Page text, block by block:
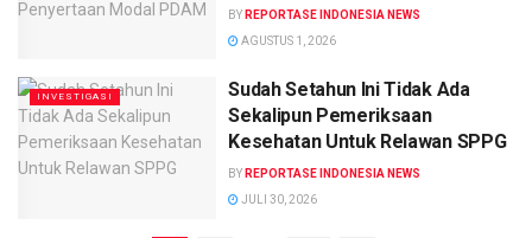
BY REPORTASE INDONESIA NEWS
AGUSTUS 1, 2026
INVESTIGASI
Sudah Setahun Ini Tidak Ada
Sekalipun Pemeriksaan
Kesehatan Untuk Relawan SPPG
BY REPORTASE INDONESIA NEWS
JULI 30, 2026